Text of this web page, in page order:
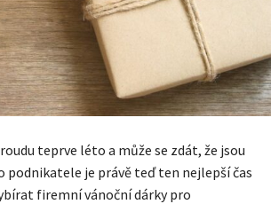
teprve léto a může se zdát, že jsou
podnikatele je právě teď ten nejlepší čas
firemní vánoční dárky pro